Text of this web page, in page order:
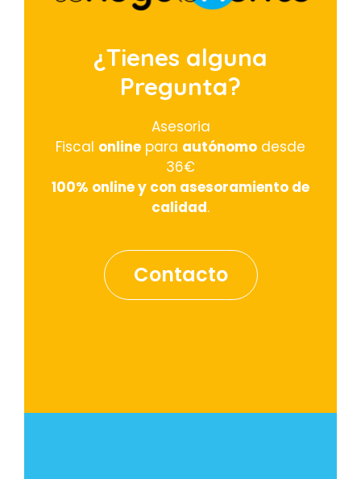
¿Tienes alguna
Pregunta?
Asesoria
Fiscal online para autónomo desde
36€
100% online y con asesoramiento de
calidad.
Contacto